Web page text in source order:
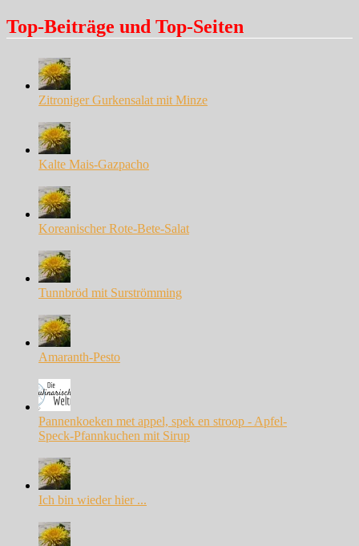
Top-Beiträge und Top-Seiten
Zitroniger Gurkensalat mit Minze
Kalte Mais-Gazpacho
Koreanischer Rote-Bete-Salat
Tunnbröd mit Surströmming
Amaranth-Pesto
Pannenkoeken met appel, spek en stroop - Apfel-
Speck-Pfannkuchen mit Sirup
Ich bin wieder hier ...